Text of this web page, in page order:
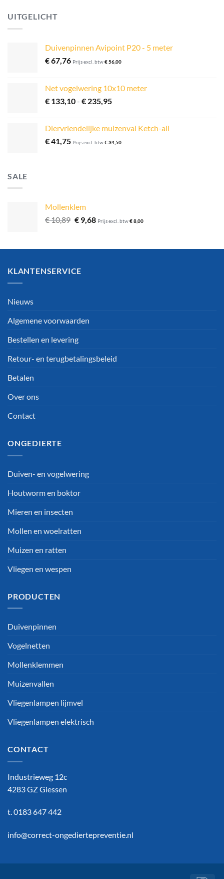
UITGELICHT
Duivenpinnen Avipoint P20 - 5 meter
€67,76 Prijs excl. btw€56,00
Net vogelwering 10x10 meter
€ 133,10- € 235,95Prijsklasse:
€ 235,95
Diervriendelijke muizenval Ketch-all
€41,75 Prijs excl. btw€34,50
SALE
Mollenklem
€10,89 Oorspronkelijke
€ 10,89.
€9,68Huidige
€ 9,68.
Prijs excl. btw€8,00
KLANTENSERVICE
Nieuws
Algemene voorwaarden
Bestellen en levering
Retour- en terugbetalingsbeleid
Betalen
Over ons
Contact
ONGEDIERTE
Duiven- en vogelwering
Houtworm en boktor
Mieren en insecten
Mollen en woelratten
Muizen en ratten
Vliegen en wespen
PRODUCTEN
Duivenpinnen
Vogelnetten
Mollenklemmen
Muizenvallen
Vliegenlampen lijmvel
Vliegenlampen elektrisch
CONTACT
Industrieweg 12c
4283 GZ Giessen
t. 0183 647 442
info@correct-ongediertepreventie.nl